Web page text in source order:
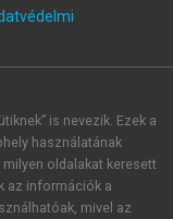
is nevezik. Ezek a
használatának
oldalakat keresett
az információk a
mivel az